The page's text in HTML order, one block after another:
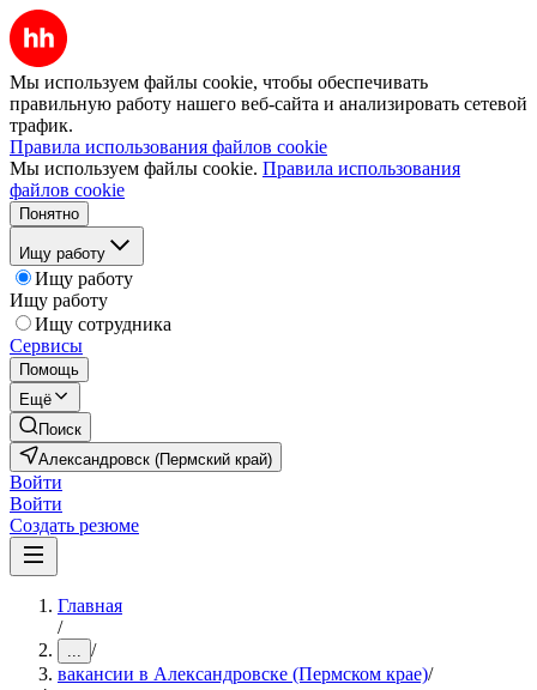
Мы используем файлы cookie, чтобы обеспечивать
правильную работу нашего веб-сайта и анализировать сетевой
трафик.
Правила использования файлов cookie
Мы используем файлы cookie. Правила использования
файлов cookie
Понятно
Ищу работу
Ищу работу
Ищу работу
Ищу сотрудника
Сервисы
Помощь
Ещё
Поиск
Александровск (Пермский край)
Войти
Войти
Создать резюме
Главная
/
... /
вакансии в Александровске (Пермском крае)/